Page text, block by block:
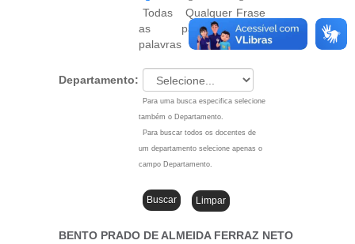
Todas
as
palavras
Qualquer
palavra
Frase
exata
Departamento:
Para uma busca especifica selecione
também o Departamento.
Para buscar todos os docentes de
um departamento selecione apenas o
campo Departamento.
BENTO PRADO DE ALMEIDA FERRAZ NETO